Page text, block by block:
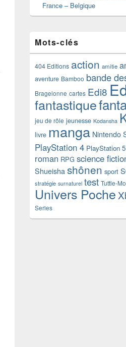
France – Belgique
Mots-clés
404 Editions action amitie
aventure Bamboo bande
Bragelonne cartes Edi8
fantastique
jeu de rôle jeunesse Kodansha
livre manga Nintendo
PlayStation 4 PlayStation 5
roman RPG science
Shueisha shônen sport
stratégie surnaturel test Tuttle-
Univers Poche
Series